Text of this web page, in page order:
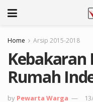
Home Arsip 2015-2018
Kebakaran
Rumah
by Pewarta Warga